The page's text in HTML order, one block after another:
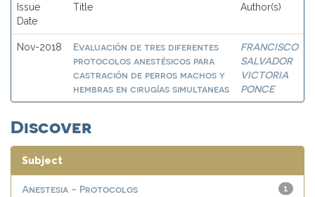
Issue
Date
Title Author(s)
Nov-2018
Evaluación de tres diferentes
protocolos anestésicos para
castración de perros machos y
hembras en cirugías simultaneas
FRANCISCO
SALVADOR
VICTORIA
PONCE
Discover
Subject
1
Anestesia - Protocolos